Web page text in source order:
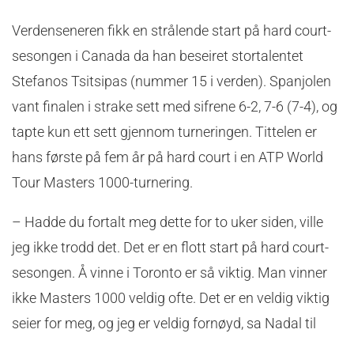
Verdenseneren fikk en strålende start på hard court-
sesongen i Canada da han beseiret stortalentet
Stefanos Tsitsipas (nummer 15 i verden). Spanjolen
vant finalen i strake sett med sifrene 6-2, 7-6 (7-4), og
tapte kun ett sett gjennom turneringen. Tittelen er
hans første på fem år på hard court i en ATP World
Tour Masters 1000-turnering.
– Hadde du fortalt meg dette for to uker siden, ville
jeg ikke trodd det. Det er en flott start på hard court-
sesongen. Å vinne i Toronto er så viktig. Man vinner
ikke Masters 1000 veldig ofte. Det er en veldig viktig
seier for meg, og jeg er veldig fornøyd, sa Nadal til